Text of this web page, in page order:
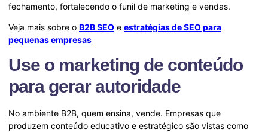
fechamento, fortalecendo o funil de marketing e vendas.
Veja mais sobre o B2B SEO e estratégias de SEO para
pequenas empresas
Use o marketing de conteúdo
para gerar autoridade
No ambiente B2B, quem ensina, vende. Empresas que
produzem conteúdo educativo e estratégico são vistas como